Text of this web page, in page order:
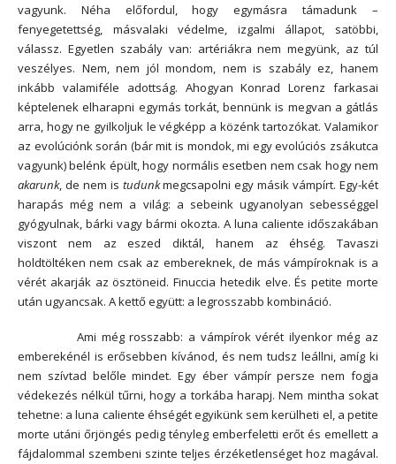
vagyunk. Néha előfordul, hogy egymásra támadunk –
fenyegetettség, másvalaki védelme, izgalmi állapot, satöbbi,
válassz. Egyetlen szabály van: artériákra nem megyünk, az túl
veszélyes. Nem, nem jól mondom, nem is szabály ez, hanem
inkább valamiféle adottság. Ahogyan Konrad Lorenz farkasai
képtelenek elharapni egymás torkát, bennünk is megvan a gátlás
arra, hogy ne gyilkoljuk le végképp a közénk tartozókat. Valamikor
az evolúciónk során (bár mit is mondok, mi egy evolúciós zsákutca
vagyunk) belénk épült, hogy normális esetben nem csak hogy nem
akarunk, de nem is tudunkmegcsapolni egy másik vámpírt. Egy-két
harapás még nem a világ: a sebeink ugyanolyan sebességgel
gyógyulnak, bárki vagy bármi okozta. A luna caliente időszakában
viszont nem az eszed diktál, hanem az éhség. Tavaszi
holdtöltéken nem csak az embereknek, de más vámpíroknak is a
vérét akarják az ösztöneid. Finuccia hetedik elve. És petite morte
után ugyancsak. A kettő együtt: a legrosszabb kombináció.
Ami még rosszabb: a vámpírok vérét ilyenkor még az
emberekénél is erősebben kívánod, és nem tudsz leállni, amíg ki
nem szívtad belőle mindet. Egy éber vámpír persze nem fogja
védekezés nélkül tűrni, hogy a torkába harapj. Nem mintha sokat
tehetne: a luna caliente éhségét egyikünk sem kerülheti el, a petite
morte utáni őrjöngés pedig tényleg emberfeletti erőt és emellett a
fájdalommal szembeni szinte teljes érzéketlenséget hoz magával.